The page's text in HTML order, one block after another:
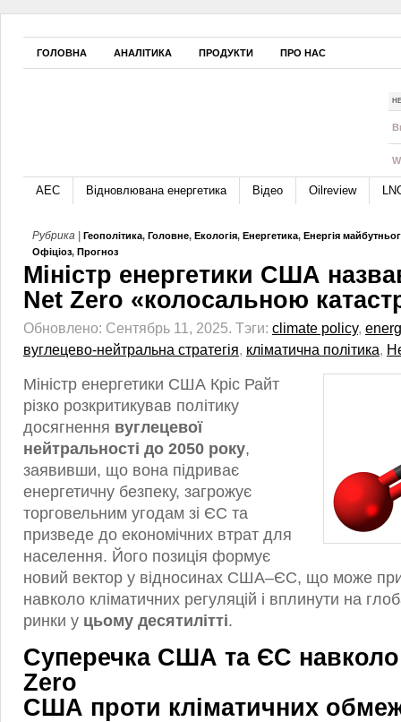
ГОЛОВНА АНАЛІТИКА ПРОДУКТИ ПРО НАС
АЕС Відновлювана енергетика Відео Oilreview
Рубрика | Геополітика, Головне, Екологія, Енергетика, Енергія
Офіціоз, Прогноз
Міністр енергетики США
Net Zero «колосальною
Обновлено: Сентябрь 11, 2025. Тэги: climate policy,
вуглецево-нейтральна стратегія, кліматична політика,
Міністр енергетики США Кріс Райт
різко розкритикував політику
досягнення вуглецевої
нейтральності до 2050 року,
заявивши, що вона підриває
енергетичну безпеку, загрожує
торговельним угодам зі ЄС та
призведе до економічних втрат для
населення. Його позиція формує
новий вектор у відносинах США–ЄС, що може
навколо кліматичних регуляцій і вплинути на
ринки у цьому десятилітті.
Суперечка США та ЄС навколо
Zero
США проти кліматичних